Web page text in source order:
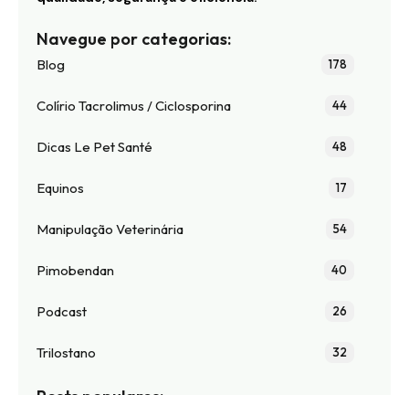
Navegue por categorias:
Blog 178
Colírio Tacrolimus / Ciclosporina 44
Dicas Le Pet Santé 48
Equinos 17
Manipulação Veterinária 54
Pimobendan 40
Podcast 26
Trilostano 32